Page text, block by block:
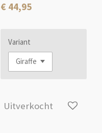
€ 44,95
Variant
Uitverkocht